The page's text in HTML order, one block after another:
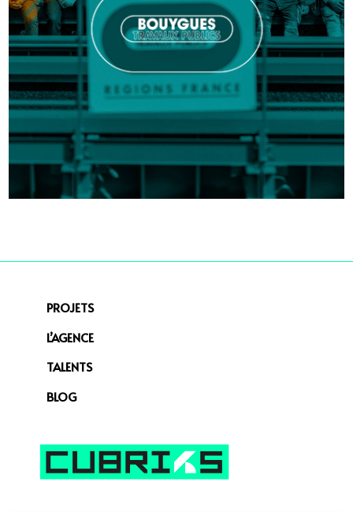
PROJETS
L’AGENCE
TALENTS
BLOG